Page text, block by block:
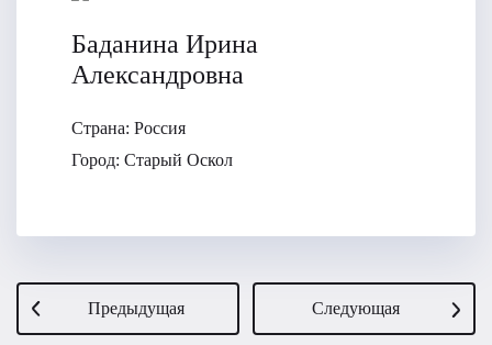
Баданина Ирина
Александровна
Страна: Россия
Город: Старый Оскол
Предыдущая Следующая